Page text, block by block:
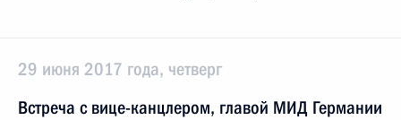
29 июня 2017 года, четверг
Встреча с вице-канцлером, главой МИД Германии